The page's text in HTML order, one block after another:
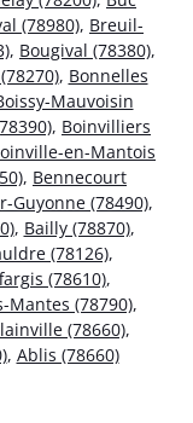
(78980), Breuil-
, Bougival (78380),
, Bonnelles
Mauvoisin
, Boinvilliers
en-Mantois
, Bennecourt
Guyonne (78490),
, Bailly (78870),
(78126),
(78610),
Mantes (78790),
(78660),
, Ablis (78660)